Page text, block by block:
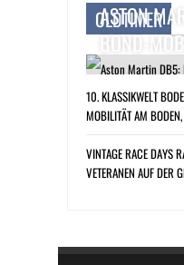
OLDTIMER
ASTON
BOND-
10. KLASSIKWELT
MOBILITÄT AM
VINTAGE RACE DAYS
VETERANEN AUF DER